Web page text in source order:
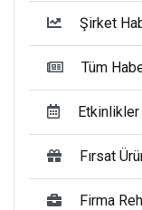
Şirket
Tüm
Etkinlikler
Fırsat
Firma